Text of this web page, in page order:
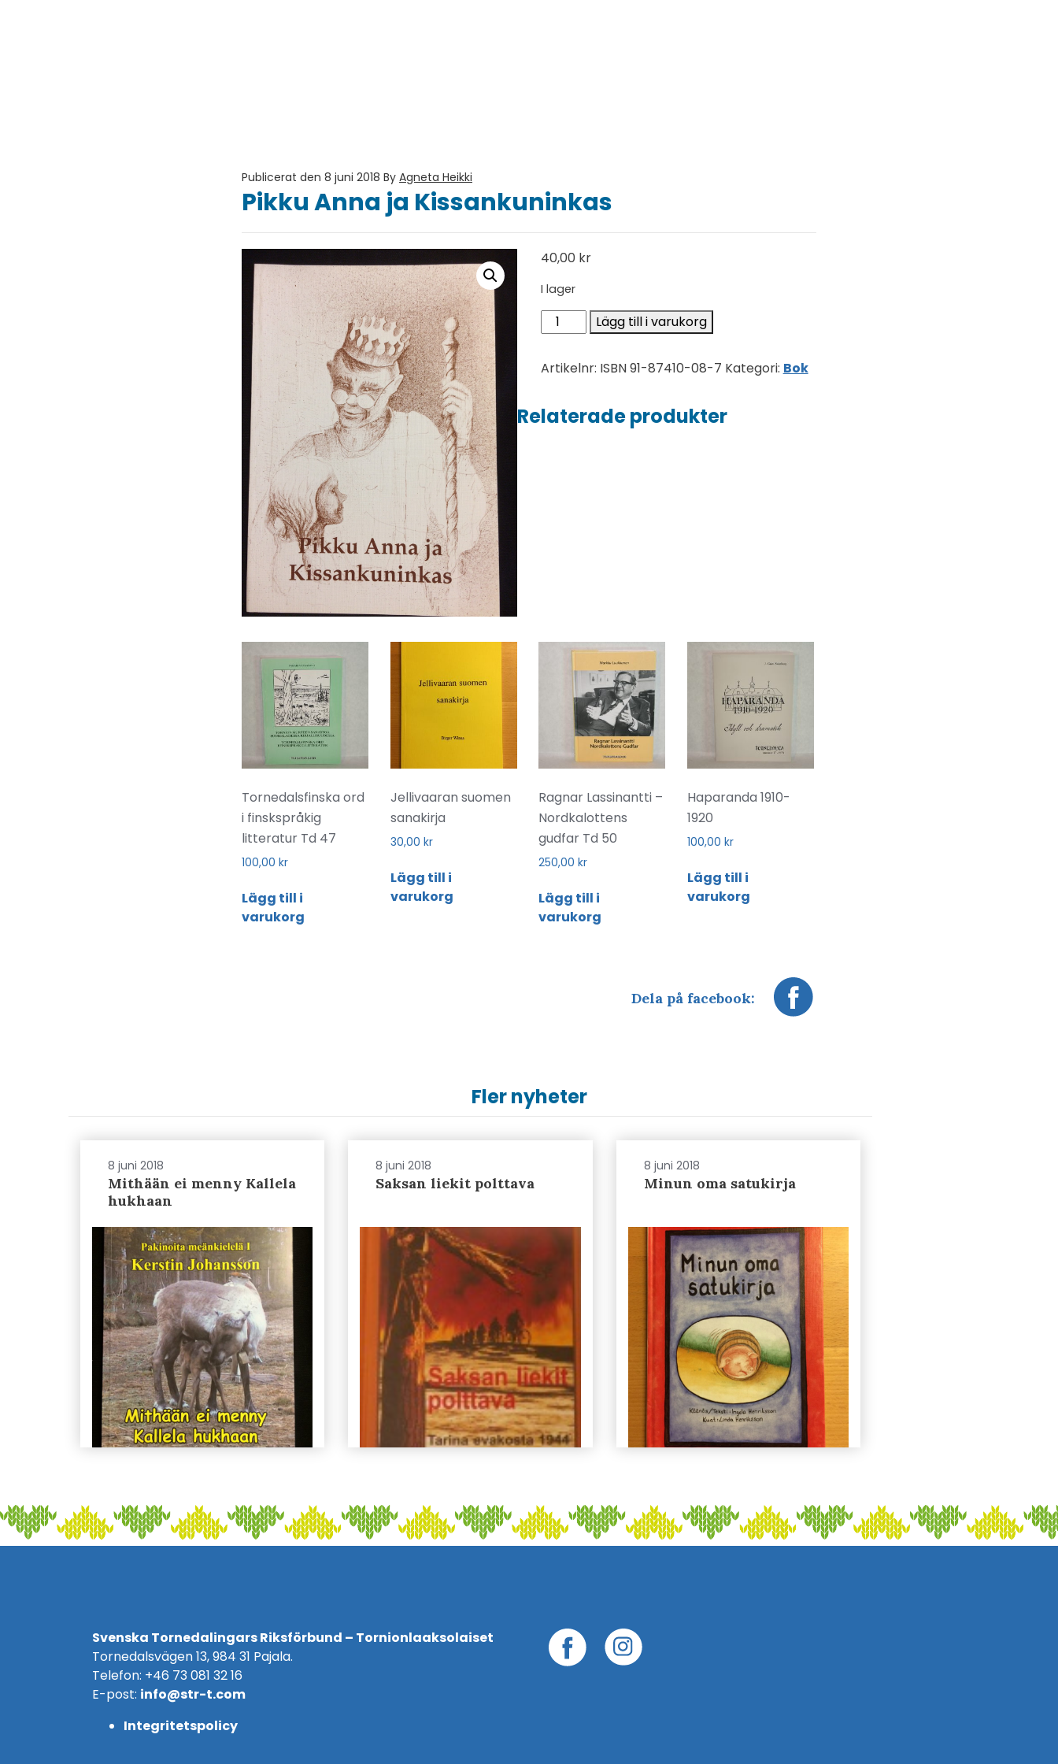
Publicerat den 8 juni 2018 By Agneta Heikki
Pikku Anna ja Kissankuninkas
40,00 kr
I lager
Pikku Anna ja Kissankuninkas mängd
Lägg till i varukorg
Artikelnr: ISBN 91-87410-08-7 Kategori: Bok
Relaterade produkter
Tornedalsfinska ord
i finskspråkig
litteratur Td 47
100,00 kr
Lägg till i
varukorg
Jellivaaran suomen
sanakirja
30,00 kr
Lägg till i
varukorg
Ragnar Lassinantti –
Nordkalottens
gudfar Td 50
250,00kr
Lägg till i
varukorg
Haparanda 1910-
1920
100,00kr
Lägg till i
varukorg
Dela på facebook:
Fler nyheter
8 juni 2018
Mithään ei menny Kallela
hukhaan
8 juni 2018
Saksan liekit polttava
8 juni 2018
Minun oma satukirja
Svenska Tornedalingars Riksförbund – Tornionlaaksolaiset
Tornedalsvägen 13, 984 31 Pajala.
Telefon: +46 73 081 32 16
E-post: info@str-t.com
Integritetspolicy